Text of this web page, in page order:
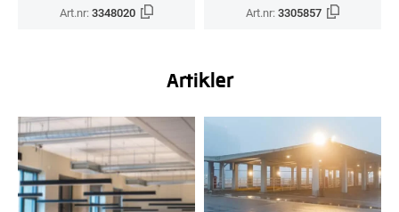
Art.nr:3348020 Art.nr:3305857
Artikler